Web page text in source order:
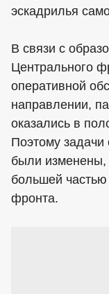
эскадрилья
В связи с
Центрального
оперативной
направлении,
оказались в
Поэтому задачи
были изменены,
большей частью
фронта.